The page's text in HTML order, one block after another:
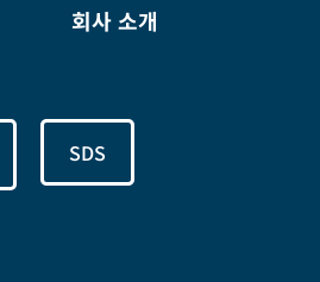
회사 소개
SDS